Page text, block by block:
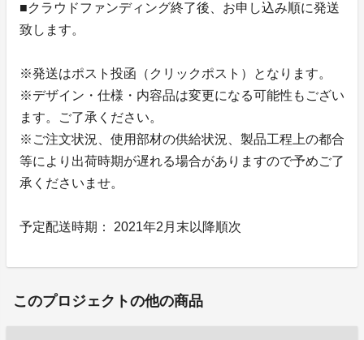
■クラウドファンディング終了後、お申し込み順に発送
致します。
※発送はポスト投函（クリックポスト）となります。
※デザイン・仕様・内容品は変更になる可能性もござい
ます。ご了承ください。
※ご注文状況、使用部材の供給状況、製品工程上の都合
等により出荷時期が遅れる場合がありますので予めご了
承くださいませ。
予定配送時期： 2021年2月末以降順次
このプロジェクトの他の商品